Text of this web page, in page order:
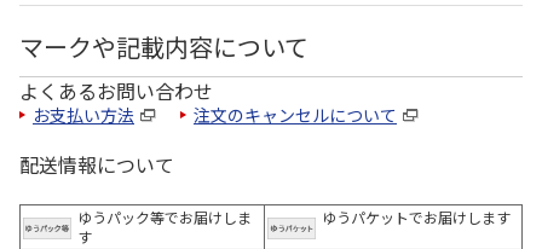
マークや記載内容について
よくあるお問い合わせ
お支払い方法 注文のキャンセルについて
配送情報について
ゆうパック等でお届けしま
す
ゆうパケットでお届けします